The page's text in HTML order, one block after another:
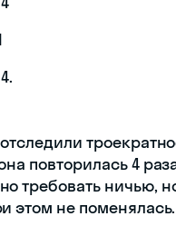
повторилась 4
требовать ничью,
этом не поменялась.